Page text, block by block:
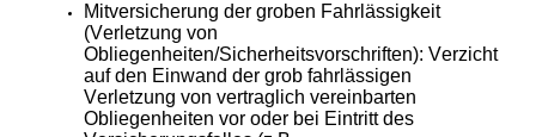
Mitversicherung der groben Fahrlässigkeit
(Verletzung von
Obliegenheiten/Sicherheitsvorschriften): Verzicht
auf den Einwand der grob fahrlässigen
Verletzung von vertraglich vereinbarten
Obliegenheiten vor oder bei Eintritt des